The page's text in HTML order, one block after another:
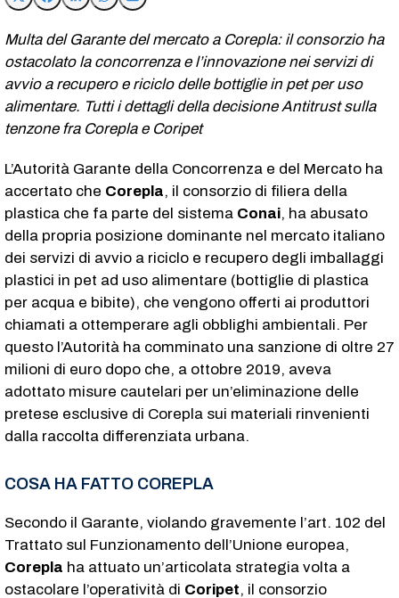
Multa del Garante del mercato a Corepla: il consorzio ha
ostacolato la concorrenza e l’innovazione nei servizi di
avvio a recupero e riciclo delle bottiglie in pet per uso
alimentare. Tutti i dettagli della decisione Antitrust sulla
tenzone fra Corepla e Coripet
L’Autorità Garante della Concorrenza e del Mercato ha
accertato che Corepla, il consorzio di filiera della
plastica che fa parte del sistema Conai, ha abusato
della propria posizione dominante nel mercato italiano
dei servizi di avvio a riciclo e recupero degli imballaggi
plastici in pet ad uso alimentare (bottiglie di plastica
per acqua e bibite), che vengono offerti ai produttori
chiamati a ottemperare agli obblighi ambientali. Per
questo l’Autorità ha comminato una sanzione di oltre 27
milioni di euro dopo che, a ottobre 2019, aveva
adottato misure cautelari per un’eliminazione delle
pretese esclusive di Corepla sui materiali rinvenienti
dalla raccolta differenziata urbana.
COSA HA FATTO COREPLA
Secondo il Garante, violando gravemente l’art. 102 del
Trattato sul Funzionamento dell’Unione europea,
Corepla ha attuato un’articolata strategia volta a
ostacolare l’operatività di Coripet, il consorzio